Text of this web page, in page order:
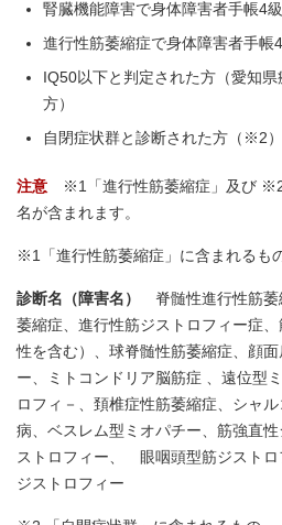
腎臓機能障害で身体障害者手帳4
進行性筋萎縮症で身体障害者手帳
IQ50以下と判定された方（愛知
方）
自閉症状群と診断された方（※2）
注意 ※1「進行性筋萎縮症」及び ※2
名が含まれます。
※1「進行性筋萎縮症」に含まれるも
診断名（障害名）
脊髄性進行性筋萎
萎縮症、進行性筋ジストロフィー症
性を含む）、球脊髄性筋萎縮症、顔
ー、ミトコンドリア脳筋症 、遠位型
ロフィ－、頚椎症性筋萎縮症、シャ
病、ベスレム型ミオパチー、筋強直
ストロフィー、 眼咽頭型筋ジストロ
ジストロフィー